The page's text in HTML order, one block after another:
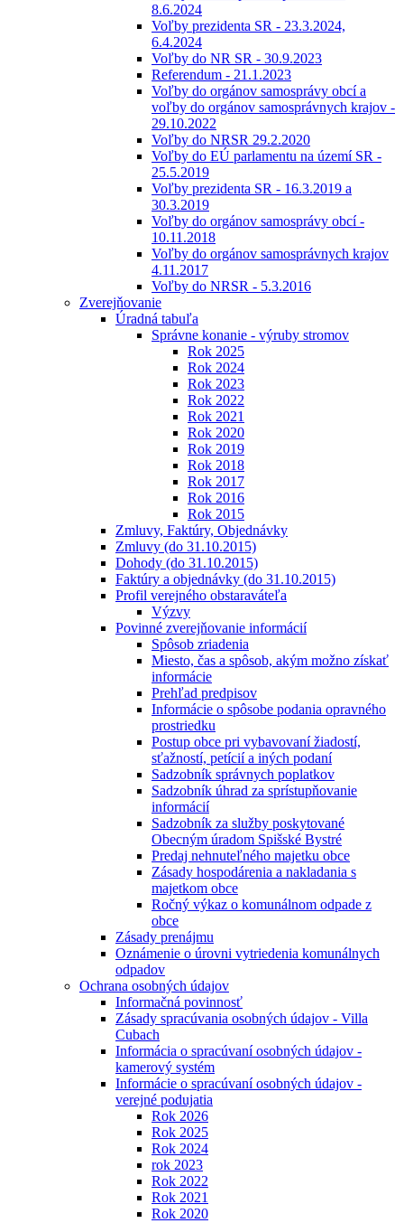
8.6.2024
Voľby prezidenta SR - 23.3.2024,
6.4.2024
Voľby do NR SR - 30.9.2023
Referendum - 21.1.2023
Voľby do orgánov samosprávy obcí a
voľby do orgánov samosprávnych krajov -
29.10.2022
Voľby do NRSR 29.2.2020
Voľby do EÚ parlamentu na území SR -
25.5.2019
Voľby prezidenta SR - 16.3.2019 a
30.3.2019
Voľby do orgánov samosprávy obcí -
10.11.2018
Voľby do orgánov samosprávnych krajov
4.11.2017
Voľby do NRSR - 5.3.2016
Zverejňovanie
Úradná tabuľa
Správne konanie - výruby stromov
Rok 2025
Rok 2024
Rok 2023
Rok 2022
Rok 2021
Rok 2020
Rok 2019
Rok 2018
Rok 2017
Rok 2016
Rok 2015
Zmluvy, Faktúry, Objednávky
Zmluvy (do 31.10.2015)
Dohody (do 31.10.2015)
Faktúry a objednávky (do 31.10.2015)
Profil verejného obstaraváteľa
Výzvy
Povinné zverejňovanie informácií
Spôsob zriadenia
Miesto, čas a spôsob, akým možno získať
informácie
Prehľad predpisov
Informácie o spôsobe podania opravného
prostriedku
Postup obce pri vybavovaní žiadostí,
sťažností, petícií a iných podaní
Sadzobník správnych poplatkov
Sadzobník úhrad za sprístupňovanie
informácií
Sadzobník za služby poskytované
Obecným úradom Spišské Bystré
Predaj nehnuteľného majetku obce
Zásady hospodárenia a nakladania s
majetkom obce
Ročný výkaz o komunálnom odpade z
obce
Zásady prenájmu
Oznámenie o úrovni vytriedenia komunálnych
odpadov
Ochrana osobných údajov
Informačná povinnosť
Zásady spracúvania osobných údajov - Villa
Cubach
Informácia o spracúvaní osobných údajov -
kamerový systém
Informácie o spracúvaní osobných údajov -
verejné podujatia
Rok 2026
Rok 2025
Rok 2024
rok 2023
Rok 2022
Rok 2021
Rok 2020